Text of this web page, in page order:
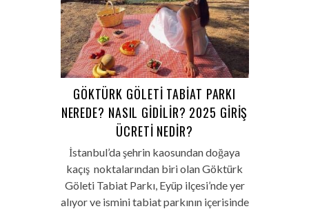
GÖKTÜRK GÖLETI TABIAT PARKI
NEREDE? NASIL GIDILIR? 2025 GIRIŞ
ÜCRETI NEDIR?
İstanbul’da şehrin kaosundan doğaya
kaçış noktalarından biri olan Göktürk
Göleti Tabiat Parkı, Eyüp ilçesi’nde yer
alıyor ve ismini tabiat parkının içerisinde